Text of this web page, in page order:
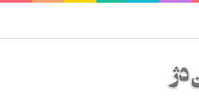
مفهومی و ایدئولوژیک